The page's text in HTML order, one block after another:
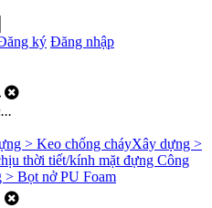
ký Đăng nhập
> Keo chống cháyXây dựng >
thời tiết/kính mặt đựng Công
> Bọt nở PU Foam